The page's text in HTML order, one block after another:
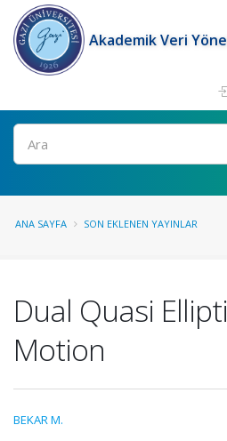
Akademik Veri
Ara
ANA SAYFA SON EKLENEN YAYINLAR
Dual Quasi
Motion
BEKAR M.